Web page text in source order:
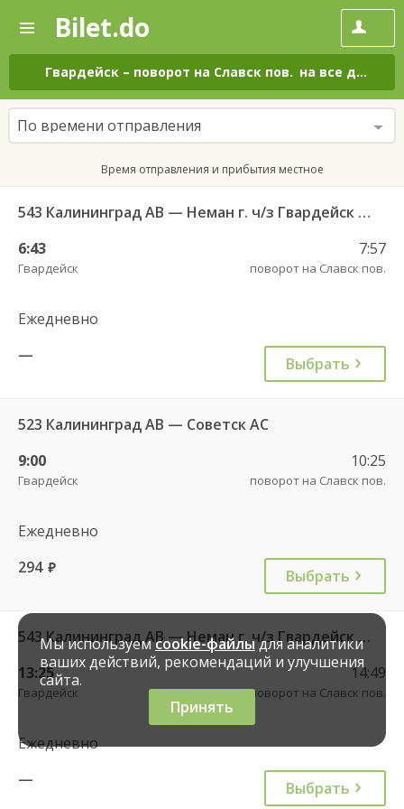
—
Поиск
и
покупка
билетов
на
автобус
онлайн
Bilet.do
Гвардейск – поворот на Славск пов. на все дни
По времени отправления
Время отправления и прибытия местное
543 Калининград АВ — Неман г. ч/з Гвардейск КДП, Большаково п.
6:43
Гвардейск
7:57
поворот на Славск пов.
Ежедневно
—
Выбрать
523 Калининград АВ — Советск АС
9:00
Гвардейск
10:25
поворот на Славск пов.
Ежедневно
294 руб. Выбрать
543 Калининград АВ — Неман г. ч/з Гвардейск КДП, Большаково п.
13:25
Гвардейск
14:49
поворот на Славск пов.
Ежедневно
—
Выбрать
Мы используемcookie-файлыдля аналитики
ваших действий, рекомендаций и улучшения
сайта.
Принять